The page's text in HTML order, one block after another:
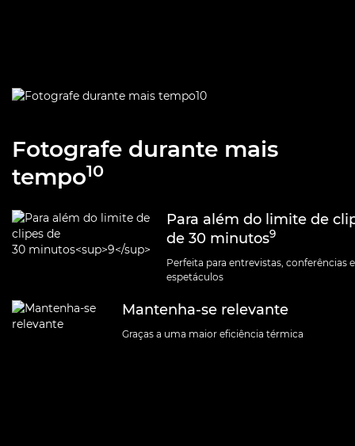
Fotografe durante mais
tempo10
Para além do limite de
de 30 minutos9
Perfeita para entrevistas, conferências e
espetáculos
Mantenha-se relevante
Graças a uma maior eficiência térmica